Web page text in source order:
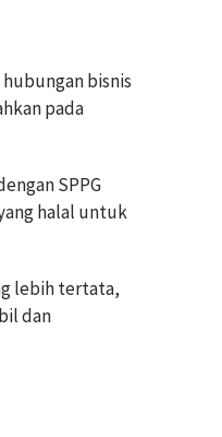
bisnis
pada
SPPG
halal untuk
lebih tertata,
dan